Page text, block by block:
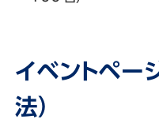
イベントペー
法）